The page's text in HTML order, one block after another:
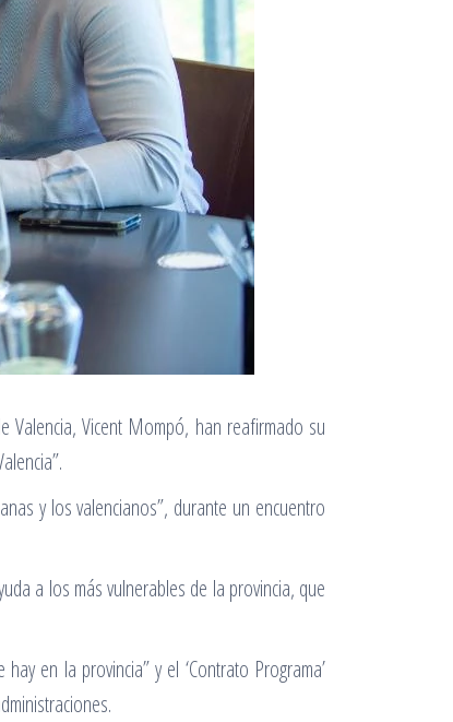
Valencia, Vicent Mompó, han reafirmado su
y los valencianos”, durante un encuentro
a los más vulnerables de la provincia, que
en la provincia” y el ‘Contrato Programa’